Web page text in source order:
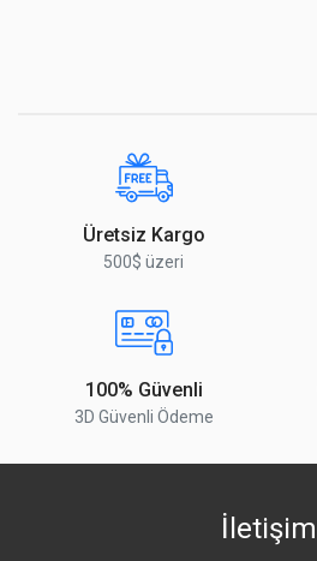
Üretsiz Kargo
500$ üzeri
100% Güvenli
3D Güvenli Ödeme
İletişim